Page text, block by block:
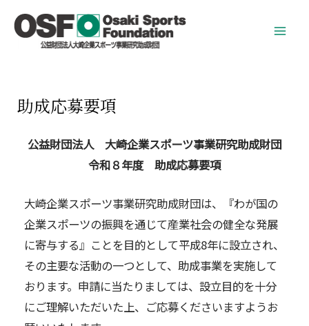
助成応募要項
公益財団法人 大崎企業スポーツ事業研究助成財団
令和８年度 助成応募要項
大崎企業スポーツ事業研究助成財団は、『わが国の
企業スポーツの振興を通じて産業社会の健全な発展
に寄与する』ことを目的として平成8年に設立され、
その主要な活動の一つとして、助成事業を実施して
おります。申請に当たりましては、設立目的を十分
にご理解いただいた上、ご応募くださいますようお